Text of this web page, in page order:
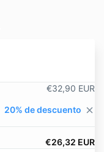
€32,90 EUR
20% de descuento close
€26,32 EUR